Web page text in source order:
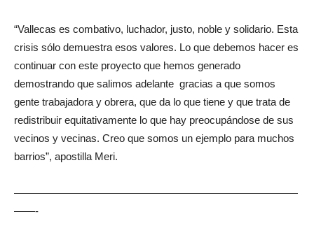
“Vallecas es combativo, luchador, justo, noble y solidario. Esta
crisis sólo demuestra esos valores. Lo que debemos hacer es
continuar con este proyecto que hemos generado
demostrando que salimos adelante gracias a que somos
gente trabajadora y obrera, que da lo que tiene y que trata de
redistribuir equitativamente lo que hay preocupándose de sus
vecinos y vecinas. Creo que somos un ejemplo para muchos
barrios”, apostilla Meri.
———————————————————————————
——-